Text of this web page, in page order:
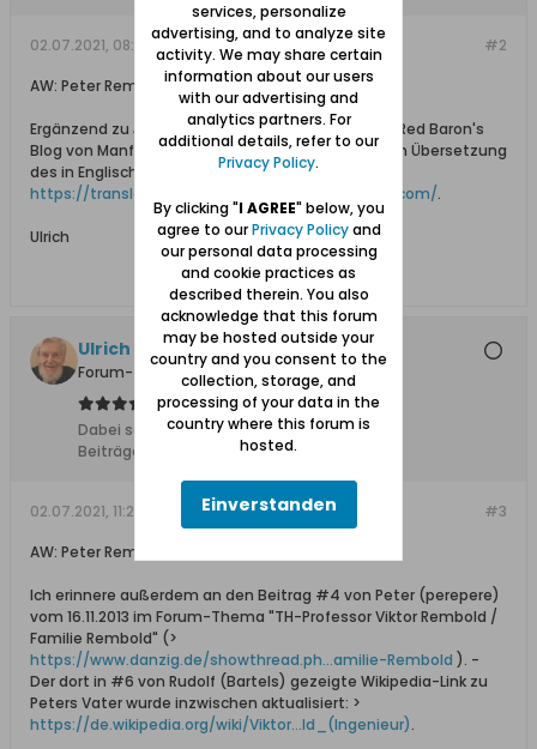
#2
02.07.2021, 08:45
AW: Peter Rembold
Ergänzend zu Juttas Mitteilung dieser Nachruf im Red Baron's
Blog von Manfred Höfert, Freiburg, in der deutschen Übersetzung
des in Englisch verfassten Originals: >
https://translate.google.com/transla....blogspot.com/.
Ulrich
Ulrich 31
Forum-Teilnehmer
Dabei seit:
04.11.2011
Beiträge:
#3
02.07.2021, 11:26
AW: Peter Rembold
Ich erinnere außerdem an den Beitrag #4 von Peter (perepere)
vom 16.11.2013 im Forum-Thema "TH-Professor Viktor Rembold /
Familie Rembold" (>
https://www.danzig.de/showthread.ph...amilie-Rembold ). -
Der dort in #6 von Rudolf (Bartels) gezeigte Wikipedia-Link zu
Peters Vater wurde inzwischen aktualisiert: >
https://de.wikipedia.org/wiki/Viktor...ld_(Ingenieur).
services, personalize
advertising, and to analyze site
activity. We may share certain
information about our users
with our advertising and
analytics partners. For
additional details, refer to our
Privacy Policy.
By clicking "I AGREE" below, you
agree to ourPrivacy Policyand
our personal data processing
and cookie practices as
described therein. You also
acknowledge that this forum
may be hosted outside your
country and you consent to the
collection, storage, and
processing of your data in the
country where this forum is
hosted.
Einverstanden